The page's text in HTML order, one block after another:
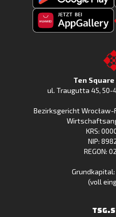
Fishing
Clash
Huawei
Gallery
Ten Square
ul. Traugutta 45, 50-
Bezirksgericht Wrocław-
KRS:
NIP:
REGON:
Grundkapital:
(voll